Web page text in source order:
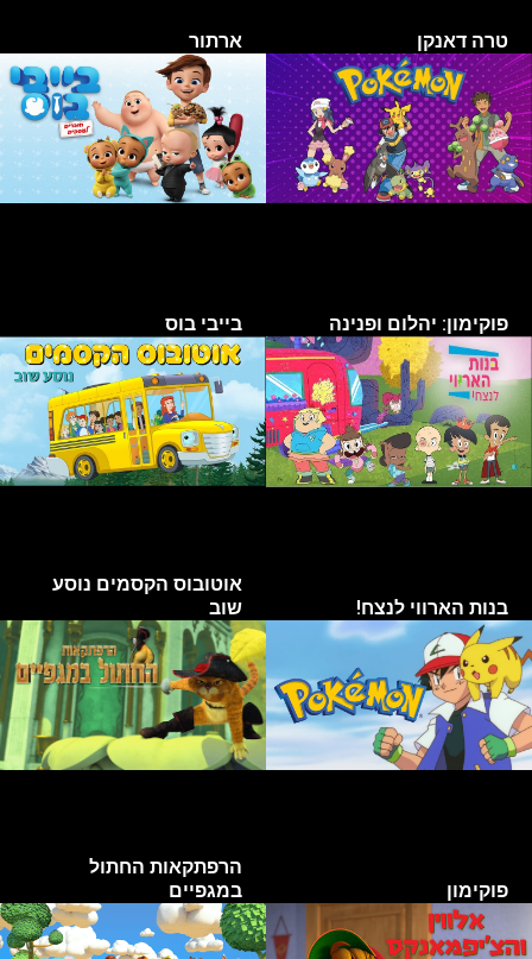
טרה דאנקן ארתור
פוקימון: יהלום ופנינה בייבי בוס
בנות הארווי לנצח!
אוטובוס הקסמים נוסע
שוב
פוקימון
הרפתקאות החתול
במגפיים